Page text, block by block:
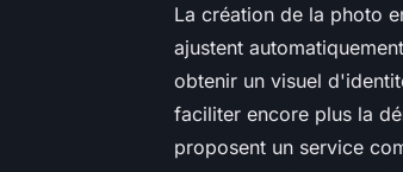
La création de la photo
ajustent
obtenir un visuel
faciliter encore plus la
proposent un service